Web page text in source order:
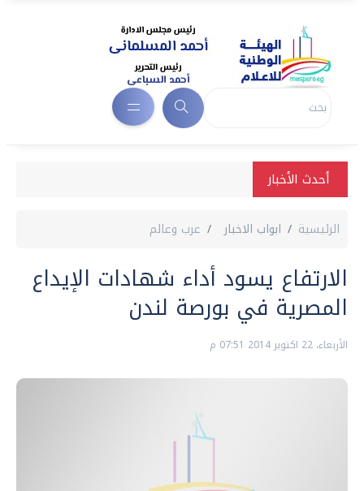
أحدث الأخبار
الرئيسية ابواب الاخبار عرب وعالم
الارتفاع يسود أداء شهادات الإيداع
المصرية في بورصة لندن
الأربعاء، 22 اكتوبر 2014 07:51 م